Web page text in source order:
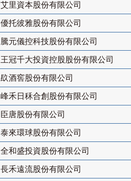
艾里資本股份有限公司
優托彼雅股份有限公司
騰元儀控科技股份有限公司
王冠千大投資控股股份有限公司
镹酒窖股份有限公司
峰禾日秝合創股份有限公司
臣唐股份有限公司
泰來環球股份有限公司
全和盛投資股份有限公司
長禾遠流股份有限公司